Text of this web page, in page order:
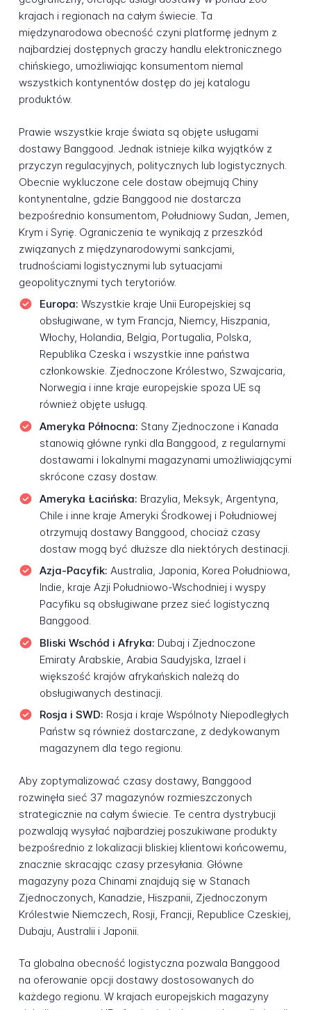
krajach i regionach na całym świecie. Ta
międzynarodowa obecność czyni platformę jednym z
najbardziej dostępnych graczy handlu elektronicznego
chińskiego, umożliwiając konsumentom niemal
wszystkich kontynentów dostęp do jej katalogu
produktów.
Prawie wszystkie kraje świata są objęte usługami
dostawy Banggood. Jednak istnieje kilka wyjątków z
przyczyn regulacyjnych, politycznych lub logistycznych.
Obecnie wykluczone cele dostaw obejmują Chiny
kontynentalne, gdzie Banggood nie dostarcza
bezpośrednio konsumentom, Południowy Sudan, Jemen,
Krym i Syrię. Ograniczenia te wynikają z przeszkód
związanych z międzynarodowymi sankcjami,
trudnościami logistycznymi lub sytuacjami
geopolitycznymi tych terytoriów.
Europa: Wszystkie kraje Unii Europejskiej są
obsługiwane, w tym Francja, Niemcy, Hiszpania,
Włochy, Holandia, Belgia, Portugalia, Polska,
Republika Czeska i wszystkie inne państwa
członkowskie. Zjednoczone Królestwo, Szwajcaria,
Norwegia i inne kraje europejskie spoza UE są
również objęte usługą.
Ameryka Północna: Stany Zjednoczone i Kanada
stanowią główne rynki dla Banggood, z regularnymi
dostawami i lokalnymi magazynami umożliwiającymi
skrócone czasy dostaw.
Ameryka Łacińska: Brazylia, Meksyk, Argentyna,
Chile i inne kraje Ameryki Środkowej i Południowej
otrzymują dostawy Banggood, chociaż czasy
dostaw mogą być dłuższe dla niektórych destinacji.
Azja-Pacyfik: Australia, Japonia, Korea Południowa,
Indie, kraje Azji Południowo-Wschodniej i wyspy
Pacyfiku są obsługiwane przez sieć logistyczną
Banggood.
Bliski Wschód i Afryka: Dubaj i Zjednoczone
Emiraty Arabskie, Arabia Saudyjska, Izrael i
większość krajów afrykańskich należą do
obsługiwanych destinacji.
Rosja i SWD: Rosja i kraje Wspólnoty Niepodległych
Państw są również dostarczane, z dedykowanym
magazynem dla tego regionu.
Aby zoptymalizować czasy dostawy, Banggood
rozwinęła sieć 37 magazynów rozmieszczonych
strategicznie na całym świecie. Te centra dystrybucji
pozwalają wysyłać najbardziej poszukiwane produkty
bezpośrednio z lokalizacji bliskiej klientowi końcowemu,
znacznie skracając czasy przesyłania. Główne
magazyny poza Chinami znajdują się w Stanach
Zjednoczonych, Kanadzie, Hiszpanii, Zjednoczonym
Królestwie Niemczech, Rosji, Francji, Republice Czeskiej,
Dubaju, Australii i Japonii.
Ta globalna obecność logistyczna pozwala Banggood
na oferowanie opcji dostawy dostosowanych do
każdego regionu. W krajach europejskich magazyny